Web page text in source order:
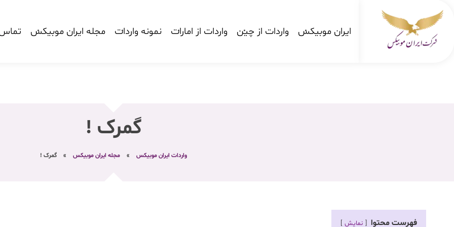
ایران موبیکس واردات از چین واردات از امارات نمونه واردات مجله ایران موبیکس تماس
گمرک !
واردات ایران موبیکس » مجله ایران موبیکس » گمرک !
فهرست محتوا نمایش